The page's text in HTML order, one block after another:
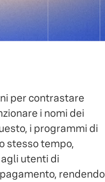
per contrastare
i nomi dei
i programmi di
stesso tempo,
utenti di
rendendo